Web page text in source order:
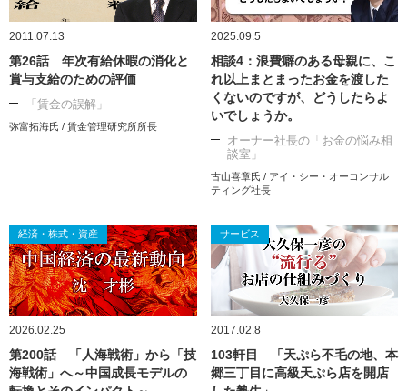
2011.07.13
第26話 年次有給休暇の消化と
賞与支給のための評価
「賃金の誤解」
弥富拓海氏 / 賃金管理研究所所長
2025.09.5
相談4：浪費癖のある母親に、こ
れ以上まとまったお金を渡した
くないのですが、どうしたらよ
いでしょうか。
オーナー社長の「お金の悩み相
談室」
古山喜章氏 / アイ・シー・オーコンサル
ティング社長
経済・株式・資産
2026.02.25
第200話 「人海戦術」から「技
海戦術」へ～中国成長モデルの
サービス
2017.02.8
103軒目 「天ぷら不毛の地、本
郷三丁目に高級天ぷら店を開店